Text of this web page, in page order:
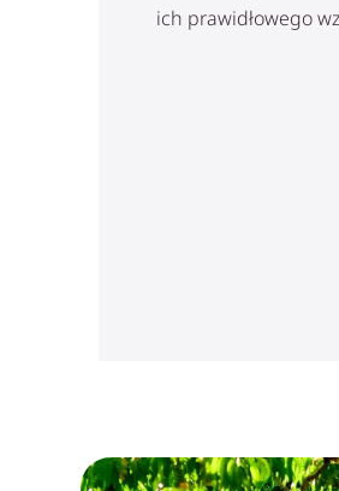
ich prawidłowego